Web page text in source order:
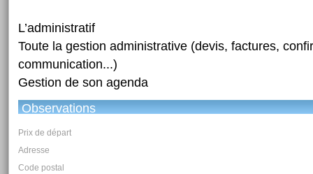
L’administratif
Toute la gestion administrative (devis, factures,
communication...)
Gestion de son agenda
Observations
Prix de départ
Adresse
Code postal